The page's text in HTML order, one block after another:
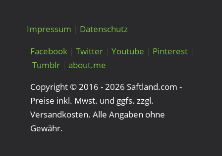
Impressum
Datenschutz
Facebook| Twitter| Youtube Pinterest|
Tumblr| about.me
Copyright © 2016 - 2026 Saftland.com -
Preise inkl. Mwst. und ggfs. zzgl.
Versandkosten. Alle Angaben ohne
Gewähr.